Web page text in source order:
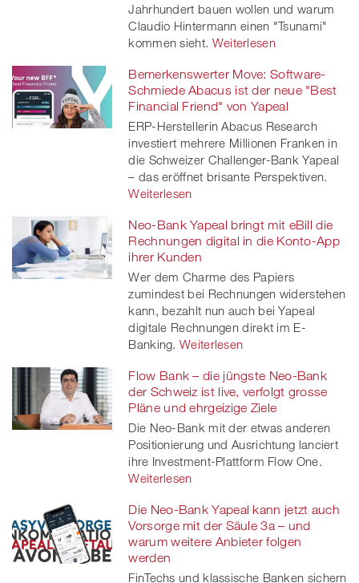
Jahrhundert bauen wollen und warum
Claudio Hintermann einen "Tsunami"
kommen sieht. Weiterlesen
Bemerkenswerter Move: Software-
Schmiede Abacus ist der neue "Best
Financial Friend" von Yapeal
ERP-Herstellerin Abacus Research
investiert mehrere Millionen Franken in
die Schweizer Challenger-Bank Yapeal
– das eröffnet brisante Perspektiven.
Weiterlesen
Neo-Bank Yapeal bringt mit eBill die
Rechnungen digital in die Konto-App
ihrer Kunden
Wer dem Charme des Papiers
zumindest bei Rechnungen widerstehen
kann, bezahlt nun auch bei Yapeal
digitale Rechnungen direkt im E-
Banking.Weiterlesen
Flow Bank – die jüngste Neo-Bank
der Schweiz ist live, verfolgt grosse
Pläne und ehrgeizige Ziele
Die Neo-Bank mit der etwas anderen
Positionierung und Ausrichtung lanciert
ihre Investment-Plattform Flow One.
Weiterlesen
Die Neo-Bank Yapeal kann jetzt auch
Vorsorge mit der Säule 3a – und
warum weitere Anbieter folgen
werden
FinTechs und klassische Banken sichern